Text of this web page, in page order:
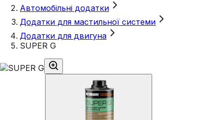
Автомобільні додатки
Додатки для мастильної системи
Додатки для двигуна
SUPER G